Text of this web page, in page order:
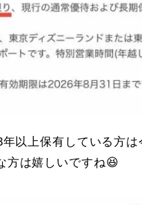
以上保有している方は
方は嬉しいですね😆